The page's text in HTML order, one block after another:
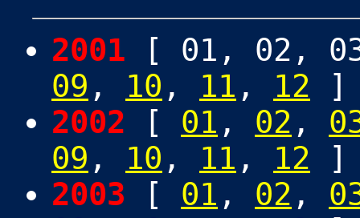
2001 [ 01, 02,
09 , 10 , 11 , 12 ]
2002 [ 01 , 02 ,
09 , 10 , 11 , 12 ]
2003 [ 01 , 02 ,